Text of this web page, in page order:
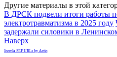
Другие материалы в этой
В ДРСК подвели итоги работы
электротравматизма в 2025 году
задержали силовики в
Наверх
Joomla SEF URLs by Artio